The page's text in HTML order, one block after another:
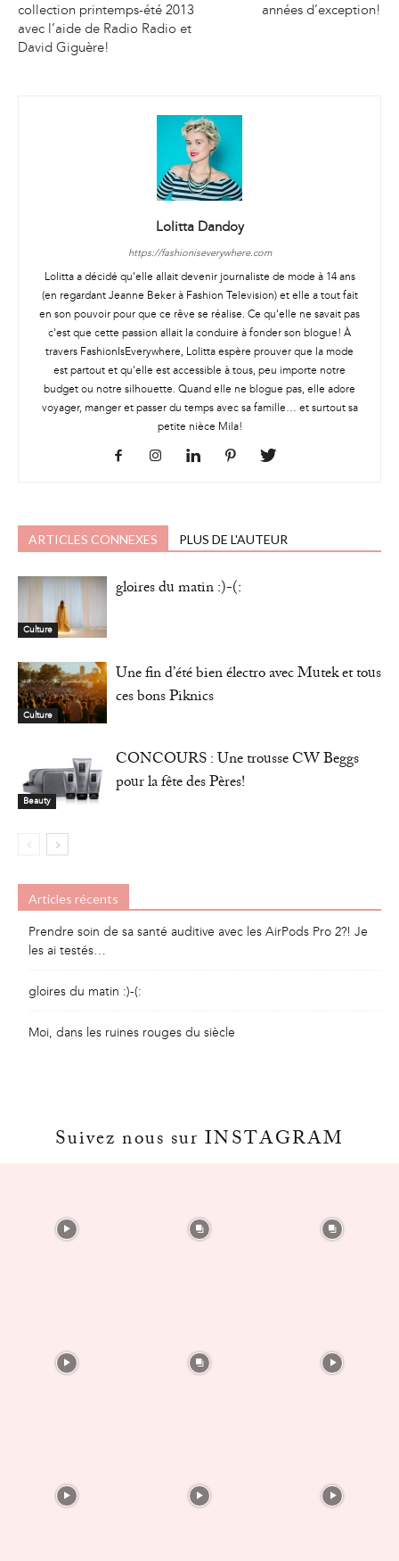
collection printemps-été 2013
avec l’aide de Radio Radio et
David Giguère!
années d’exception!
Lolitta Dandoy
https://fashioniseverywhere.com
Lolitta a décidé qu'elle allait devenir journaliste de mode à 14 ans
(en regardant Jeanne Beker à Fashion Television) et elle a tout fait
en son pouvoir pour que ce rêve se réalise. Ce qu'elle ne savait pas
c'est que cette passion allait la conduire à fonder son blogue! À
travers FashionIsEverywhere, Lolitta espère prouver que la mode
est partout et qu'elle est accessible à tous, peu importe notre
budget ou notre silhouette. Quand elle ne blogue pas, elle adore
voyager, manger et passer du temps avec sa famille… et surtout sa
petite nièce Mila!
ARTICLES CONNEXES PLUS DE L'AUTEUR
Culture
gloires du matin :)-(:
Culture
Une fin d’été bien électro avec Mutek et tous
ces bons Piknics
Beauty
CONCOURS : Une trousse CW Beggs
pour la fête des Pères!
Articles récents
Prendre soin de sa santé auditive avec les AirPods Pro 2?! Je
les ai testés…
gloires du matin :)-(:
Moi, dans les ruines rouges du siècle
Suivez nous sur INSTAGRAM